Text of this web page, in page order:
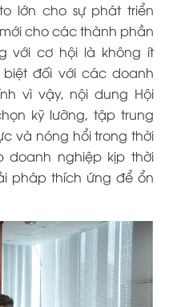
lớn cho sự phát triển
cho các thành phần
với cơ hội là không ít
đối với các doanh
vì vậy, nội dung Hội
kỹ lưỡng, tập trung
và nóng hổi trong thời
doanh nghiệp kịp thời
pháp thích ứng để ổn